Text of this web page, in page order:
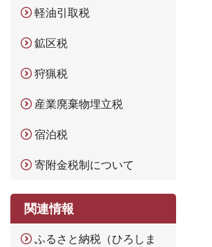
軽油引取税
鉱区税
狩猟税
産業廃棄物埋立税
宿泊税
寄附金税制について
関連情報
ふるさと納税（ひろしま